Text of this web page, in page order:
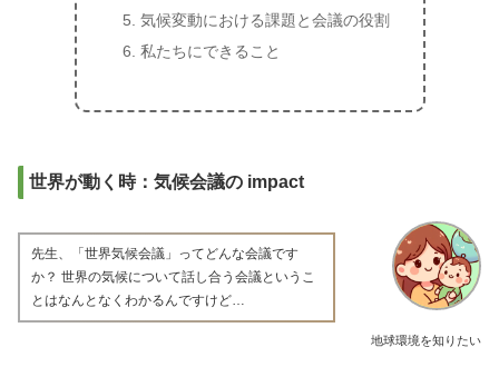
気候変動における課題と会議の役割
私たちにできること
世界が動く時：気候会議の impact
地球環境を知りたい
先生、「世界気候会議」ってどんな会議です
か？ 世界の気候について話し合う会議というこ
とはなんとなくわかるんですけど…